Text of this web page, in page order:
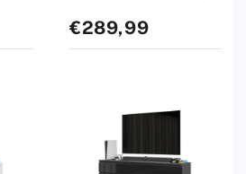
Prix
standard
€289,99